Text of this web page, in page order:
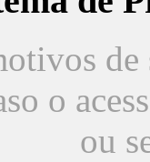
de
o
ou